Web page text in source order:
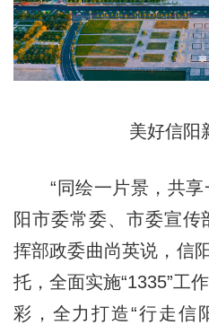
美好信阳
“同绘一片景，共享
阳市委常委、市委宣
挥部政委曲尚英说，信
托，全面实施“1335”工
彩，全力打造“行走信